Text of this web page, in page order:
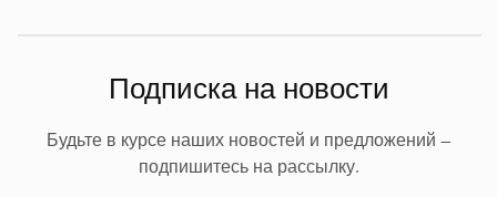
Подписка на новости
Будьте в курсе наших новостей и предложений —
подпишитесь на рассылку.